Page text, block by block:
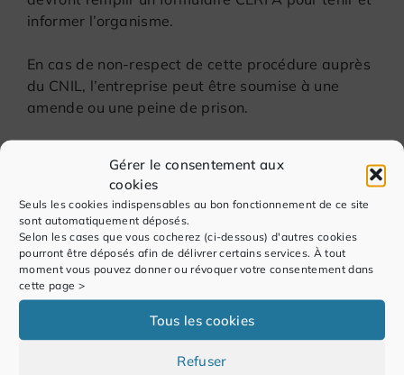
Gérer le consentement aux
cookies
Seuls les cookies indispensables au bon fonctionnement de ce site
sont automatiquement déposés.
Selon les cases que vous cocherez (ci-dessous) d'autres cookies
pourront être déposés afin de délivrer certains services. À tout
moment vous pouvez donner ou révoquer votre consentement dans
cette page >
Tous les cookies
Refuser
informer l’organisme.
En cas de non-respect de cette procédure auprès
du CNIL, l’entreprise peut être soumise à une
amende ou une peine de prison.
doit être minutieux. Il faut donc prendre le temps
de sélectionner un appareil adapté à la structure.
Il ne faut en conséquence pas hésiter à faire un
état des lieux des besoins de la société. Lors
d’une recherche de fournisseurs, il est conseillé de
faire jouer la concurrence et de demander
plusieurs devis.